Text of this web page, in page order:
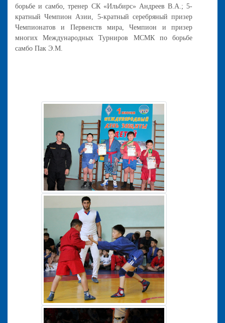
борьбе и самбо, тренер СК «Ильбирс» Андреев В.А.; 5-
кратный Чемпион Азии, 5-кратный серебряный призер
Чемпионатов и Первенств мира, Чемпион и призер
многих Международных Турниров МСМК по борьбе
самбо Пак Э.М.